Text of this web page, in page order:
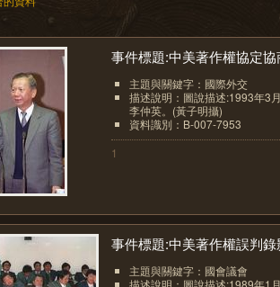
事件標題:中美著作權協定協
主題與關鍵字：國際外交
描述說明：圖說描述:1993年3
李仲英。(黃子明攝)
資料識別：B-007-7953
1
事件標題:中美著作權誤判錄
主題與關鍵字：國會議會
描述說明：圖說描述:1989年1